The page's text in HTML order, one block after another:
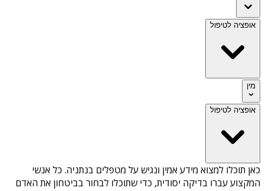
אופציה לטיפול
מין
אופציה לטיפול
כאן תוכלו למצוא מידע אמין ונגיש על מטפלים בנתניה. כל אנשי
המקצוע עברו בדיקה יסודית, כדי שתוכלו לבחור בביטחון את האדם